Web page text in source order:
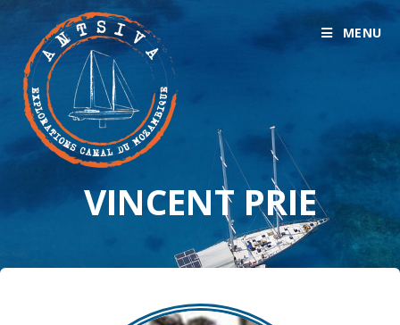
MENU
VINCENT PRIE